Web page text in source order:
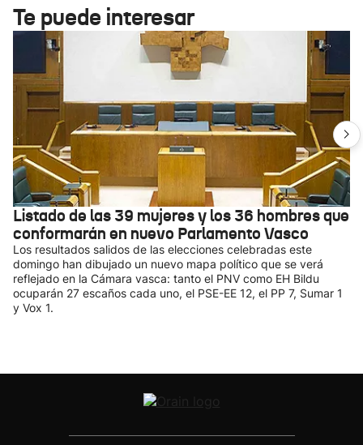
Te puede interesar
Listado de las 39 mujeres y los 36 hombres que
conformarán en nuevo Parlamento Vasco
Los resultados salidos de las elecciones celebradas este
domingo han dibujado un nuevo mapa político que se verá
reflejado en la Cámara vasca: tanto el PNV como EH Bildu
ocuparán 27 escaños cada uno, el PSE-EE 12, el PP 7, Sumar 1
y Vox 1.